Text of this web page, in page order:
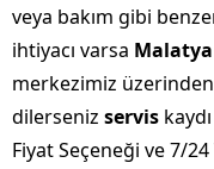
veya bakım gibi
ihtiyacı varsa
merkezimiz
dilerseniz servis
Fiyat Seçeneği ve 7/